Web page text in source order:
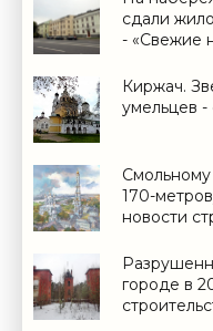
сдали
- «Свежие
Киржач.
умельцев -
Смольному
170-
новости
городе в